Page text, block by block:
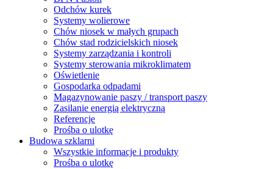
Odchów kurek
Systemy wolierowe
Chów niosek w małych grupach
Chów stad rodzicielskich niosek
Systemy zarządzania i kontroli
Systemy sterowania mikroklimatem
Oświetlenie
Gospodarka odpadami
Magazynowanie paszy / transport paszy
Zasilanie energią elektryczną
Referencje
Prośba o ulotkę
Budowa szklarni
Wszystkie informacje i produkty
Prośba o ulotkę